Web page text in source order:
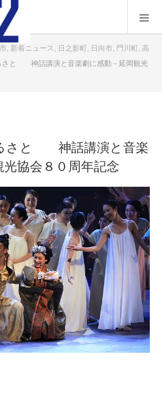
, 新着ニュース , 日之影町, 日向市, 門川町, 高
さと 神話講演と音楽劇に感動－延岡観光
さと 神話講演と音楽
協会８０周年記念